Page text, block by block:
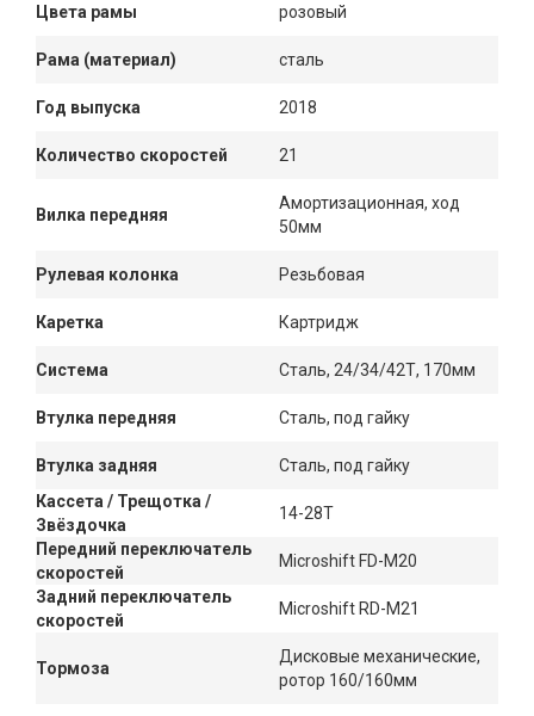
Цвета рамы розовый
Рама (материал) сталь
Год выпуска 2018
Количество скоростей 21
Вилка передняя
Амортизационная, ход
50мм
Рулевая колонка Резьбовая
Каретка Картридж
Система Сталь, 24/34/42Т, 170мм
Втулка передняя Сталь, под гайку
Втулка задняя
Сталь, под гайку
Кассета / Трещотка /
Звёздочка
14-28T
Передний переключатель
скоростей
Microshift FD-M20
Задний переключатель
скоростей
Microshift RD-M21
Тормоза
Дисковые механические,
ротор 160/160мм